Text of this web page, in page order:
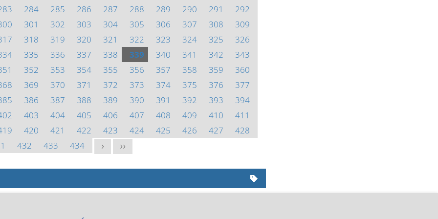
284 285 286 287 288 289 290 291
292
301 302 303 304 305 306 307 308
309
318 319 320 321 322 323 324 325
326
335 336 337 338 339 340 341 342
343
352 353 354 355 356 357 358 359
360
369 370 371 372 373 374 375 376
377
386 387 388 389 390 391 392 393
394
403 404 405 406 407 408 409 410
411
420 421 422 423 424 425 426 427
428
432 433 434 > >>